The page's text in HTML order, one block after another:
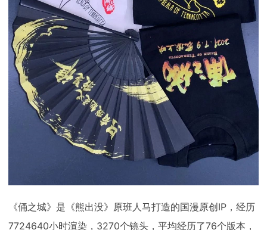
《俑之城》是《熊出没》原班人马打造的国漫原创IP，经历
7724640小时渲染，3270个镜头，平均经历了76个版本，